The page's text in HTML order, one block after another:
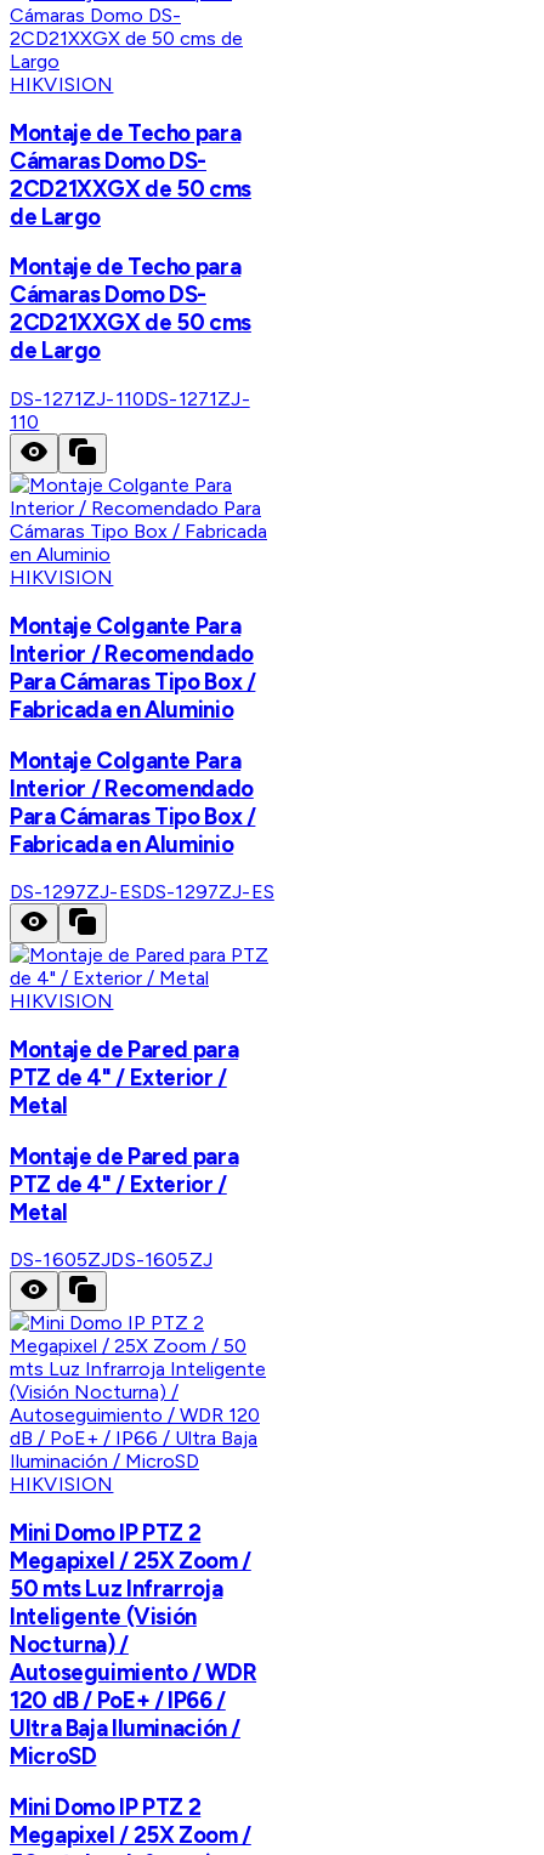
HIKVISION
Montaje de Techo para
Cámaras Domo DS-
2CD21XXGX de 50 cms
de Largo
Montaje de Techo para
Cámaras Domo DS-
2CD21XXGX de 50 cms
de Largo
DS-1271ZJ-110DS-1271ZJ-
110
HIKVISION
Montaje Colgante Para
Interior / Recomendado
Para Cámaras Tipo Box /
Fabricada en Aluminio
Montaje Colgante Para
Interior / Recomendado
Para Cámaras Tipo Box /
Fabricada en Aluminio
DS-1297ZJ-ESDS-1297ZJ-ES
HIKVISION
Montaje de Pared para
PTZ de 4" / Exterior /
Metal
Montaje de Pared para
PTZ de 4" / Exterior /
Metal
DS-1605ZJDS-1605ZJ
HIKVISION
Mini Domo IP PTZ 2
Megapixel / 25X Zoom /
50 mts Luz Infrarroja
Inteligente (Visión
Nocturna) /
Autoseguimiento / WDR
120 dB / PoE+ / IP66 /
Ultra Baja Iluminación /
MicroSD
Mini Domo IP PTZ 2
Megapixel / 25X Zoom /